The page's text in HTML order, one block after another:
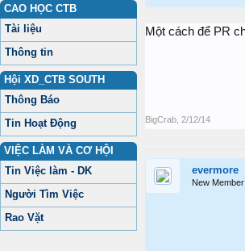
CAO HỌC CTB
Tài liệu
Thông tin
Hội XD_CTB SOUTH
Thông Báo
Tin Hoạt Động
VIỆC LÀM VÀ CƠ HỘI
Tin Việc làm - DK
Người Tìm Việc
Rao Vặt
Một cách để PR
BigCrab 2/12/14
evermore
New Member